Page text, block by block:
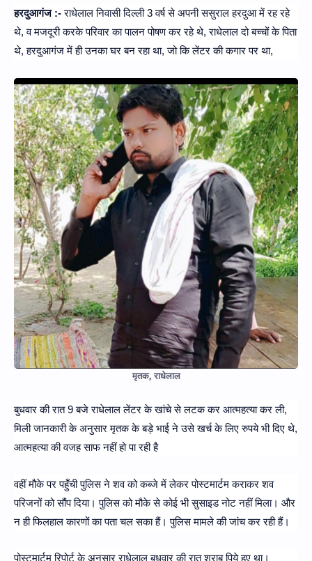
हरदुआगंज :-राधेलाल निवासी दिल्ली 3 वर्ष से अपनी ससुराल हरदुआ में रह रहे
थे, व मजदूरी करके परिवार का पालन पोषण कर रहे थे, राधेलाल दो बच्चों के पिता
थे, हरदुआगंज में ही उनका घर बन रहा था, जो कि लेंटर की कगार पर था,
मृतक, राधेलाल
बुधवार की रात 9 बजे राधेलाल लेंटर के खांचे से लटक कर आत्महत्या कर ली,
मिली जानकारी के अनुसार मृतक के बड़े भाई ने उसे खर्च के लिए रुपये भी दिए थे,
आत्महत्या की वजह साफ नहीं हो पा रही है
वहीं मौके पर पहुँची पुलिस ने शव को कब्जे में लेकर पोस्टमार्टम कराकर शव
परिजनों को सौंप दिया। पुलिस को मौके से कोई भी सुसाइड नोट नहीं मिला। और
न ही फिलहाल कारणों का पता चल सका हैं। पुलिस मामले की जांच कर रही हैं।
पोस्टमार्टम रिपोर्ट के अनुसार राधेलाल बुधवार की रात शराब पिये हुए था।